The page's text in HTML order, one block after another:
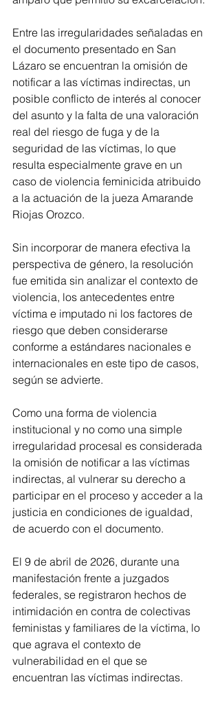
Entre las irregularidades señaladas en
el documento presentado en San
Lázaro se encuentran la omisión de
notificar a las víctimas indirectas, un
posible conflicto de interés al conocer
del asunto y la falta de una valoración
real del riesgo de fuga y de la
seguridad de las víctimas, lo que
resulta especialmente grave en un
caso de violencia feminicida atribuido
a la actuación de la jueza Amarande
Riojas Orozco.
Sin incorporar de manera efectiva la
perspectiva de género, la resolución
fue emitida sin analizar el contexto de
violencia, los antecedentes entre
víctima e imputado ni los factores de
riesgo que deben considerarse
conforme a estándares nacionales e
internacionales en este tipo de casos,
según se advierte.
Como una forma de violencia
institucional y no como una simple
irregularidad procesal es considerada
la omisión de notificar a las víctimas
indirectas, al vulnerar su derecho a
participar en el proceso y acceder a la
justicia en condiciones de igualdad,
de acuerdo con el documento.
El 9 de abril de 2026, durante una
manifestación frente a juzgados
federales, se registraron hechos de
intimidación en contra de colectivas
feministas y familiares de la víctima, lo
que agrava el contexto de
vulnerabilidad en el que se
encuentran las víctimas indirectas.